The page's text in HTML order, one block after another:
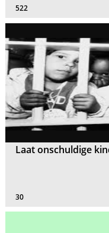
522
Laat onschuldige
30